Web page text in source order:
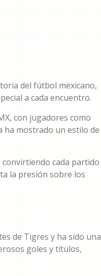
del fútbol mexicano,
a cada encuentro.
con jugadores como
ha mostrado un estilo de
cada partido
la presión sobre los
de Tigres y ha sido una
goles y títulos,